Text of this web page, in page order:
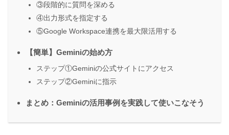
③段階的に質問を深める
④出力形式を指定する
⑤Google Workspace連携を最大限活用する
【簡単】Geminiの始め方
ステップ①Geminiの公式サイトにアクセス
ステップ②Geminiに指示
まとめ：Geminiの活用事例を実践して使いこなそう